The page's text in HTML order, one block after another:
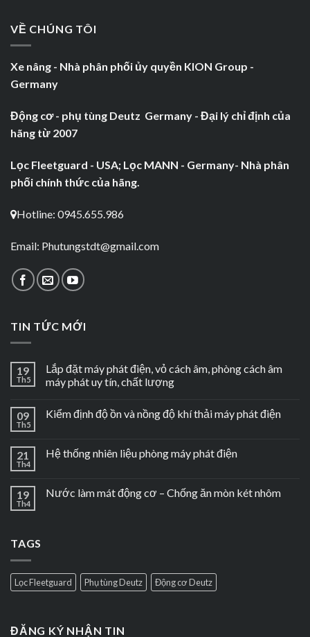
VỀ CHÚNG TÔI
Xe nâng - Nhà phân phối ủy quyền KION Group -
Germany
Động cơ - phụ tùng Deutz Germany - Đại lý chỉ định của
hãng từ 2007
Lọc Fleetguard - USA; Lọc MANN - Germany- Nhà phân
phối chính thức của hãng.
Hotline: 0945.655.986
Email: Phutungstdt@gmail.com
TIN TỨC MỚI
19
Th5
Lắp đặt máy phát điện, vỏ cách âm, phòng cách âm
máy phát uy tín, chất lượng
09
Th5
Kiểm định độ ồn và nồng độ khí thải máy phát điện
21
Th4
Hệ thống nhiên liệu phòng máy phát điện
19
Th4
Nước làm mát động cơ – Chống ăn mòn két nhôm
TAGS
Lọc Fleetguard Phụ tùng Deutz Động cơ Deutz
ĐĂNG KÝ NHẬN TIN